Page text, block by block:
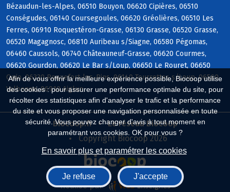
Afin de vous offrir la meilleure expérience possible, Biocoop utilise
des cookies : pour assurer une performance optimale du site, pour
récolter des statistiques afin d'analyser le trafic et la performance
du site et vous proposer une navigation personnalisée en toute
sécurité. Vous pouvez changer d'avis à tout moment en
paramétrant vos cookies. OK pour vous ?
En savoir plus et paramétrer les cookies
Je refuse J'accepte
Bézaudun-les-Alpes, 06510 Bouyon, 06620 Cipières, 06510
Conségudes, 06140 Coursegoules, 06620 Gréolières, 06510 Les
Ferres, 06910 Roquestéron-Grasse, 06130 Grasse, 06520 Grasse,
06520 Magagnosc, 06810 Auribeau s/Siagne, 06580 Pégomas,
06460 Caussols, 06740 Châteauneuf-Grasse, 06620 Courmes,
06620 Gourdon, 06620 Le Bar s/Loup, 06650 Le Rouret, 06650
Opio, 06330 Roquefort-les-Pins, 06140 Tourrettes s/Loup, 06560
Valbonne, 06910 Aiglun
Biocoop.fr
Le réseau Biocoop
Copyright Biocoop 2026
Réalisé par